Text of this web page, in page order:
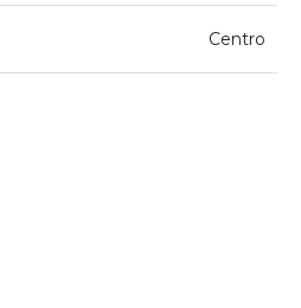
Centro